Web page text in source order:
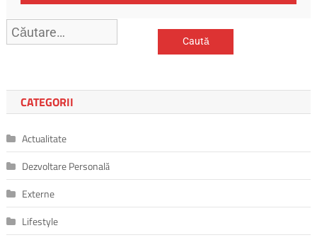
Caută
după:
CATEGORII
Actualitate
Dezvoltare Personală
Externe
Lifestyle